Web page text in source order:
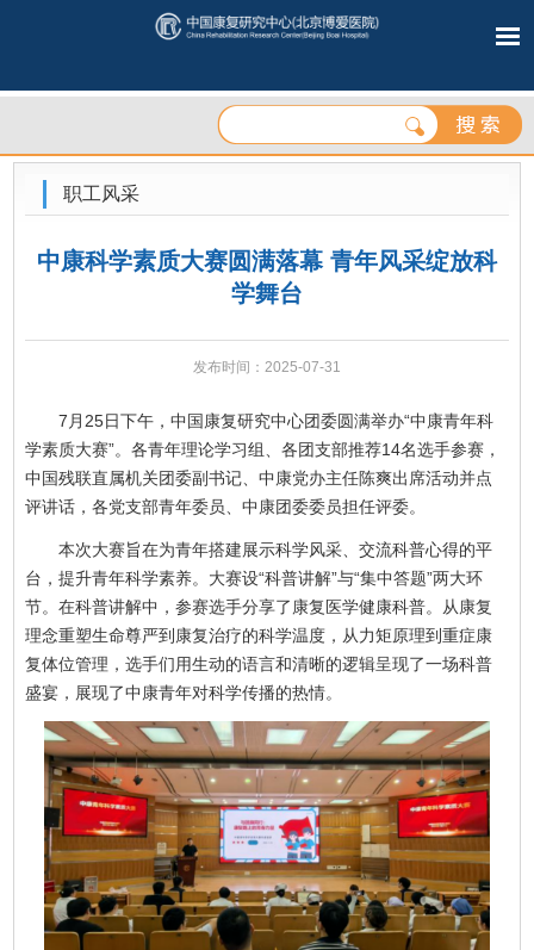
职工风采
中康科学素质大赛圆满落幕 青年风采绽放科
学舞台
发布时间：2025-07-31
7月25日下午，中国康复研究中心团委圆满举办“中康青年科
学素质大赛”。各青年理论学习组、各团支部推荐14名选手参赛，
中国残联直属机关团委副书记、中康党办主任陈爽出席活动并点
评讲话，各党支部青年委员、中康团委委员担任评委。
本次大赛旨在为青年搭建展示科学风采、交流科普心得的平
台，提升青年科学素养。大赛设“科普讲解”与“集中答题”两大环
节。在科普讲解中，参赛选手分享了康复医学健康科普。从康复
理念重塑生命尊严到康复治疗的科学温度，从力矩原理到重症康
复体位管理，选手们用生动的语言和清晰的逻辑呈现了一场科普
盛宴，展现了中康青年对科学传播的热情。